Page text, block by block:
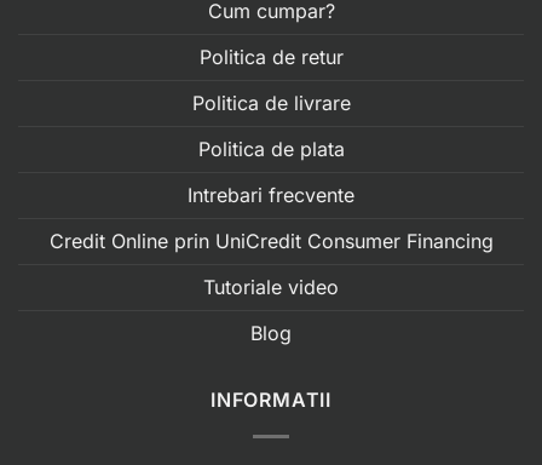
Cum cumpar?
Politica de retur
Politica de livrare
Politica de plata
Intrebari frecvente
Credit Online prin UniCredit Consumer Financing
Tutoriale video
Blog
INFORMATII